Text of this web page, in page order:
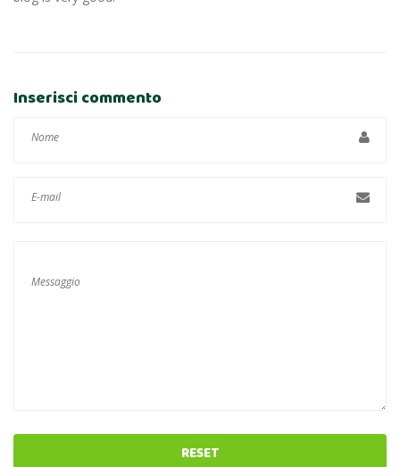
Inserisci commento
RESET